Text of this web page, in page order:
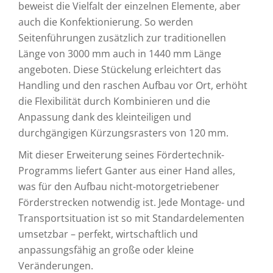
beweist die Vielfalt der einzelnen Elemente, aber
auch die Konfektionierung. So werden
Seitenführungen zusätzlich zur traditionellen
Länge von 3000 mm auch in 1440 mm Länge
angeboten. Diese Stückelung erleichtert das
Handling und den raschen Aufbau vor Ort, erhöht
die Flexibilität durch Kombinieren und die
Anpassung dank des kleinteiligen und
durchgängigen Kürzungsrasters von 120 mm.
Mit dieser Erweiterung seines Fördertechnik-
Programms liefert Ganter aus einer Hand alles,
was für den Aufbau nicht-motorgetriebener
Förderstrecken notwendig ist. Jede Montage- und
Transportsituation ist so mit Standardelementen
umsetzbar – perfekt, wirtschaftlich und
anpassungsfähig an große oder kleine
Veränderungen.